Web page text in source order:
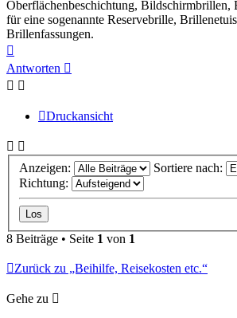
Oberflächenbeschichtung, Bildschirmbrillen,
für eine sogenannte Reservebrille,
Brillenfassungen.
oben
Antworten
Druckansicht
Anzeigen:
Sortiere nach:
Richtung:
8 Beiträge • Seite 1 von 1
Zurück zu „Beihilfe, Reisekosten etc.“
Gehe zu